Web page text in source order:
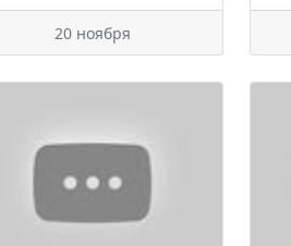
20 ноября